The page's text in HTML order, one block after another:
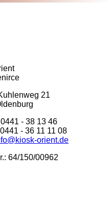
21
- 38 13 46
- 36 11 11 08
orient.de
64/150/00962